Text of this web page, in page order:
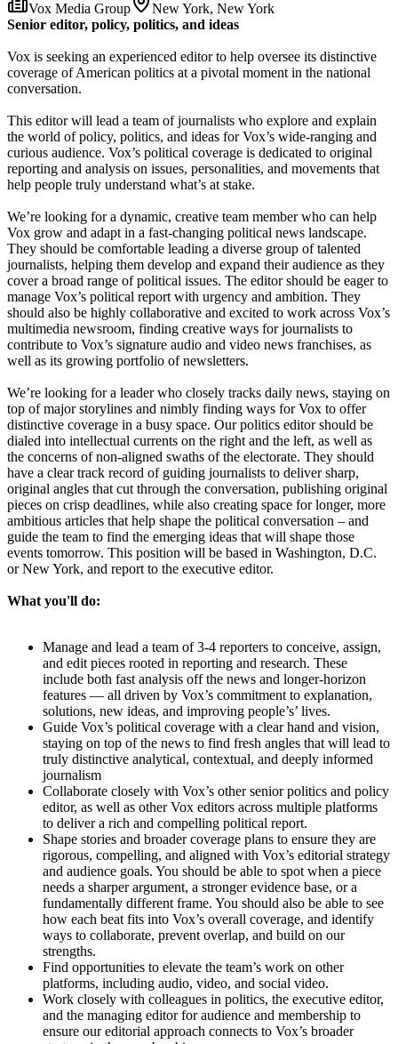
Vox Media Group
New York, New York
Senior editor, policy, politics, and ideas
Vox is seeking an experienced editor to help oversee its distinctive
coverage of American politics at a pivotal moment in the national
conversation.
This editor will lead a team of journalists who explore and explain
the world of policy, politics, and ideas for Vox’s wide-ranging and
curious audience. Vox’s political coverage is dedicated to original
reporting and analysis on issues, personalities, and movements that
help people truly understand what’s at stake.
We’re looking for a dynamic, creative team member who can help
Vox grow and adapt in a fast-changing political news landscape.
They should be comfortable leading a diverse group of talented
journalists, helping them develop and expand their audience as they
cover a broad range of political issues. The editor should be eager to
manage Vox’s political report with urgency and ambition. They
should also be highly collaborative and excited to work across Vox’s
multimedia newsroom, finding creative ways for journalists to
contribute to Vox’s signature audio and video news franchises, as
well as its growing portfolio of newsletters.
We’re looking for a leader who closely tracks daily news, staying on
top of major storylines and nimbly finding ways for Vox to offer
distinctive coverage in a busy space. Our politics editor should be
dialed into intellectual currents on the right and the left, as well as
the concerns of non-aligned swaths of the electorate. They should
have a clear track record of guiding journalists to deliver sharp,
original angles that cut through the conversation, publishing original
pieces on crisp deadlines, while also creating space for longer, more
ambitious articles that help shape the political conversation – and
guide the team to find the emerging ideas that will shape those
events tomorrow. This position will be based in Washington, D.C.
or New York, and report to the executive editor.
What you'll do:
Manage and lead a team of 3-4 reporters to conceive, assign,
and edit pieces rooted in reporting and research. These
include both fast analysis off the news and longer-horizon
features — all driven by Vox’s commitment to explanation,
solutions, new ideas, and improving people’s’ lives.
Guide Vox’s political coverage with a clear hand and vision,
staying on top of the news to find fresh angles that will lead to
truly distinctive analytical, contextual, and deeply informed
journalism
Collaborate closely with Vox’s other senior politics and policy
editor, as well as other Vox editors across multiple platforms
to deliver a rich and compelling political report.
Shape stories and broader coverage plans to ensure they are
rigorous, compelling, and aligned with Vox’s editorial strategy
and audience goals. You should be able to spot when a piece
needs a sharper argument, a stronger evidence base, or a
fundamentally different frame. You should also be able to see
how each beat fits into Vox’s overall coverage, and identify
ways to collaborate, prevent overlap, and build on our
strengths.
Find opportunities to elevate the team’s work on other
platforms, including audio, video, and social video.
Work closely with colleagues in politics, the executive editor,
and the managing editor for audience and membership to
ensure our editorial approach connects to Vox’s broader